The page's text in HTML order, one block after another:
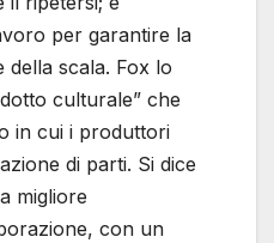
per garantire la
della scala. Fox lo
culturale” che
in cui i produttori
di parti. Si dice
migliore
con un